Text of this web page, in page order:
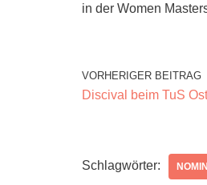
in der Women
VORHERIGER BEITRAG
Discival beim TuS
Schlagwörter: